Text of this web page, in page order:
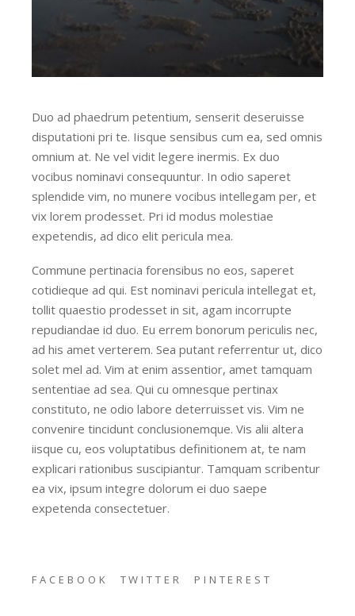
Duo ad phaedrum petentium, senserit deseruisse
disputationi pri te. Iisque sensibus cum ea, sed omnis
omnium at. Ne vel vidit legere inermis. Ex duo
vocibus nominavi consequuntur. In odio saperet
splendide vim, no munere vocibus intellegam per, et
vix lorem prodesset. Pri id modus molestiae
expetendis, ad dico elit pericula mea.
Commune pertinacia forensibus no eos, saperet
cotidieque ad qui. Est nominavi pericula intellegat et,
tollit quaestio prodesset in sit, agam incorrupte
repudiandae id duo. Eu errem bonorum periculis nec,
ad his amet verterem. Sea putant referrentur ut, dico
solet mel ad. Vim at enim assentior, amet tamquam
sententiae ad sea. Qui cu omnesque pertinax
constituto, ne odio labore deterruisset vis. Vim ne
convenire tincidunt conclusionemque. Vis alii altera
iisque cu, eos voluptatibus definitionem at, te nam
explicari rationibus suscipiantur. Tamquam scribentur
ea vix, ipsum integre dolorum ei duo saepe
expetenda consectetuer.
FACEBOOK TWITTER PINTEREST